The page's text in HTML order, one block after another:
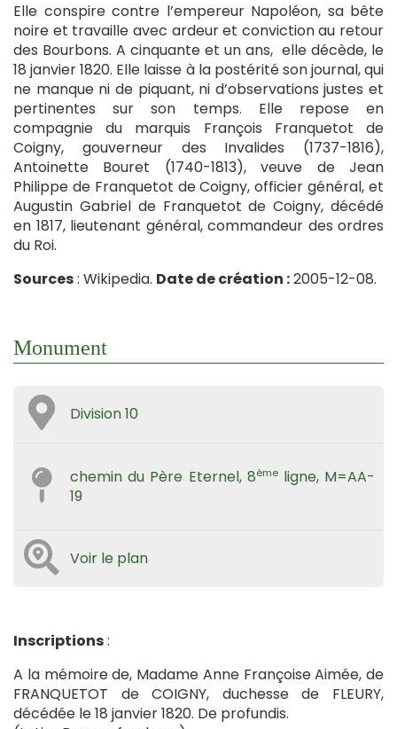
Elle conspire contre l’empereur Napoléon, sa bête
noire et travaille avec ardeur et conviction au retour
des Bourbons. A cinquante et un ans, elle décède, le
18 janvier 1820. Elle laisse à la postérité son journal, qui
ne manque ni de piquant, ni d’observations justes et
pertinentes sur son temps. Elle repose en
compagnie du marquis François Franquetot de
Coigny, gouverneur des Invalides (1737-1816),
Antoinette Bouret (1740-1813), veuve de Jean
Philippe de Franquetot de Coigny, officier général, et
Augustin Gabriel de Franquetot de Coigny, décédé
en 1817, lieutenant général, commandeur des ordres
du Roi.
Sources: Wikipedia. Date de création :2005-12-08.
Monument
Division 10
chemin du Père Eternel, 8èmeligne, M=AA-
19
Voir le plan
Inscriptions:
A la mémoire de, Madame Anne Françoise Aimée, de
FRANQUETOT de COIGNY, duchesse de FLEURY,
décédée le 18 janvier 1820. De profundis.